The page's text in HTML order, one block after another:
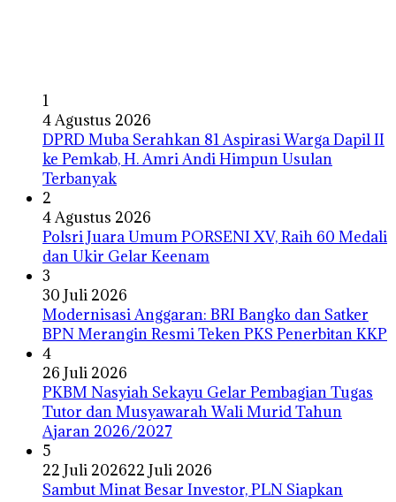
1
4 Agustus 2026
DPRD Muba Serahkan 81 Aspirasi Warga Dapil II
ke Pemkab, H. Amri Andi Himpun Usulan
Terbanyak
2
4 Agustus 2026
Polsri Juara Umum PORSENI XV, Raih 60 Medali
dan Ukir Gelar Keenam
3
30 Juli 2026
Modernisasi Anggaran: BRI Bangko dan Satker
BPN Merangin Resmi Teken PKS Penerbitan KKP
4
26 Juli 2026
PKBM Nasyiah Sekayu Gelar Pembagian Tugas
Tutor dan Musyawarah Wali Murid Tahun
Ajaran 2026/2027
5
22 Juli 202622 Juli 2026
Sambut Minat Besar Investor, PLN Siapkan